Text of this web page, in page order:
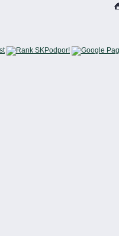
Podpor!